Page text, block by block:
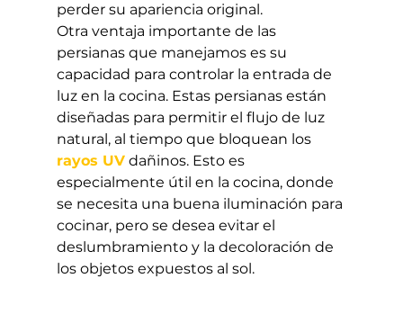
perder su apariencia original.
Otra ventaja importante de las
persianas que manejamos es su
capacidad para controlar la entrada de
luz en la cocina. Estas persianas están
diseñadas para permitir el flujo de luz
natural, al tiempo que bloquean los
rayos UV dañinos. Esto es
especialmente útil en la cocina, donde
se necesita una buena iluminación para
cocinar, pero se desea evitar el
deslumbramiento y la decoloración de
los objetos expuestos al sol.